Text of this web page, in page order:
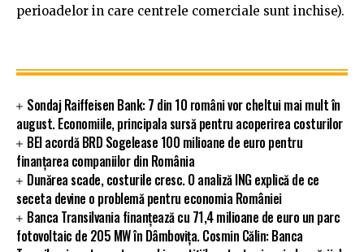
perioadelor in care centrele comerciale sunt inchise).
Sondaj Raiffeisen Bank: 7 din 10 români vor cheltui mai mult în
august. Economiile, principala sursă pentru acoperirea costurilor
BEI acordă BRD Sogelease 100 milioane de euro pentru
finanțarea companiilor din România
Dunărea scade, costurile cresc. O analiză ING explică de ce
seceta devine o problemă pentru economia României
Banca Transilvania finanțează cu 71,4 milioane de euro un parc
fotovoltaic de 205 MW în Dâmbovița. Cosmin Călin: Banca